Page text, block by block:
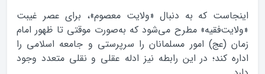
اینجاست که به دنبال «ولایت معصوم»، برای عصر غیبت
«ولایت‌فقیه» مطرح می‌شود که به‌صورت موقتی تا ظهور امام
زمان (عج) امور مسلمانان را سرپرستی و جامعه اسلامی را
اداره کند؛ در این رابطه نیز ادله عقلی و نقلی متعدد وجود